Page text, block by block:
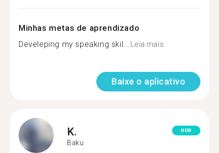
Minhas metas de aprendizado
Develeping my speaking skil... Leia mais
Baixe o aplicativo
K.
Baku
NEW